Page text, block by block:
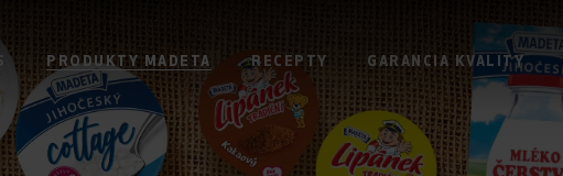
PRODUKTY MADETA RECEPTY GARANCIA KVALITY